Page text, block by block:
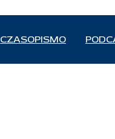
CZASOPISMO